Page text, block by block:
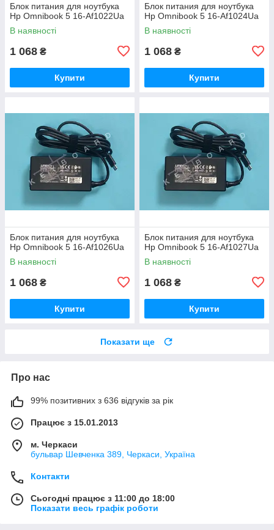
Блок питания для ноутбука
Hp Omnibook 5 16-Af1022Ua
В наявності
1 068 ₴
Купити
Блок питания для ноутбука
Hp Omnibook 5 16-Af1024Ua
В наявності
1 068 ₴
Купити
Блок питания для ноутбука
Hp Omnibook 5 16-Af1026Ua
В наявності
1 068 ₴
Купити
Блок питания для ноутбука
Hp Omnibook 5 16-Af1027Ua
В наявності
1 068 ₴
Купити
Показати ще
Про нас
99% позитивних з 636 відгуків за рік
Працює з 15.01.2013
м. Черкаси
бульвар Шевченка 389, Черкаси, Україна
Контакти
Сьогодні працює з 11:00 до 18:00
Показати весь графік роботи